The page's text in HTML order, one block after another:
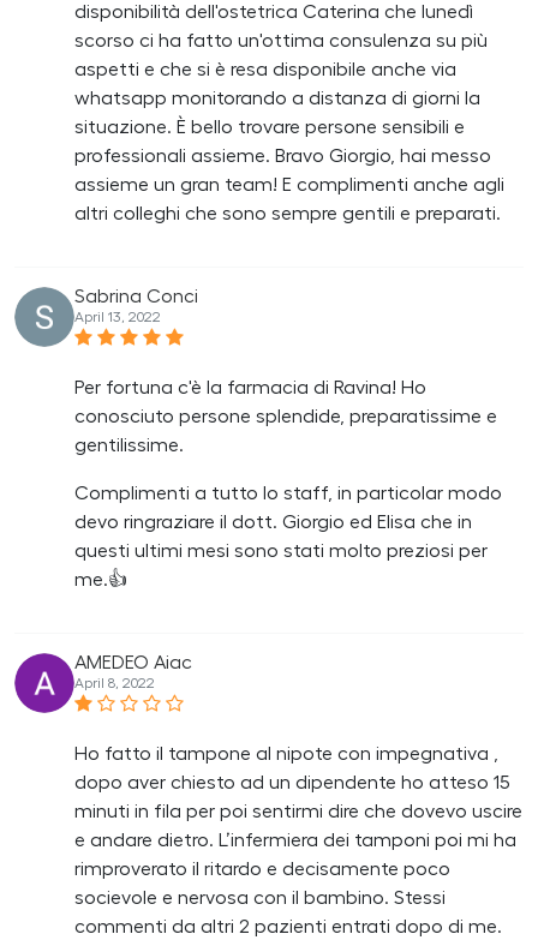
disponibilità dell'ostetrica Caterina che lunedì
scorso ci ha fatto un'ottima consulenza su più
aspetti e che si è resa disponibile anche via
whatsapp monitorando a distanza di giorni la
situazione. È bello trovare persone sensibili e
professionali assieme. Bravo Giorgio, hai messo
assieme un gran team! E complimenti anche agli
altri colleghi che sono sempre gentili e preparati.
Sabrina Conci
April 13, 2022
Per fortuna c'è la farmacia di Ravina! Ho
conosciuto persone splendide, preparatissime e
gentilissime.
Complimenti a tutto lo staff, in particolar modo
devo ringraziare il dott. Giorgio ed Elisa che in
questi ultimi mesi sono stati molto preziosi per
me.👍
AMEDEO Aiac
April 8, 2022
Ho fatto il tampone al nipote con impegnativa ,
dopo aver chiesto ad un dipendente ho atteso 15
minuti in fila per poi sentirmi dire che dovevo uscire
e andare dietro. L’infermiera dei tamponi poi mi ha
rimproverato il ritardo e decisamente poco
socievole e nervosa con il bambino. Stessi
commenti da altri 2 pazienti entrati dopo di me.